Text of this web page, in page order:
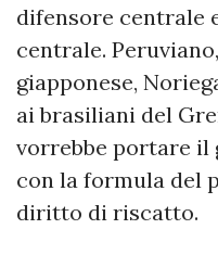
difensore centrale
centrale.
giapponese,
ai brasiliani del
vorrebbe portare il
con la formula del
diritto di riscatto.